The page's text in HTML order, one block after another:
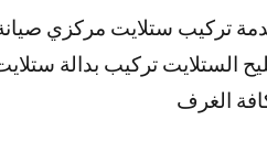
تركيب ستلايت مركزي
الستلايت تركيب بدالة
الغرف